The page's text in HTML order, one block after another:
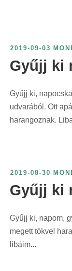
2019-09-03
Gyűjj ki
Gyűjj ki,
udvarából. Ott
harangoznak.
2019-08-30
Gyűjj ki
Gyűjj ki, napom,
megett tökvel
libáim...